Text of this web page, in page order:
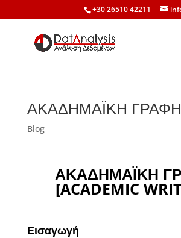
+30 26510 42211
ΑΚΑΔΗΜΑΪΚΗ ΓΡΑΦΗ
Blog
ΑΚΑΔΗΜΑΪΚΗ
[ACADEMIC
Εισαγωγή